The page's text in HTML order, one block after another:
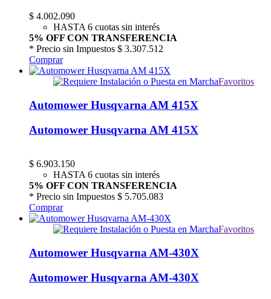
$ 4.002.090
HASTA 6 cuotas sin interés
5% OFF CON TRANSFERENCIA
* Precio sin Impuestos $ 3.307.512
Comprar
Favoritos
Automower Husqvarna AM 415X
Automower Husqvarna AM 415X
$ 6.903.150
HASTA 6 cuotas sin interés
5% OFF CON TRANSFERENCIA
* Precio sin Impuestos $ 5.705.083
Comprar
Favoritos
Automower Husqvarna AM-430X
Automower Husqvarna AM-430X